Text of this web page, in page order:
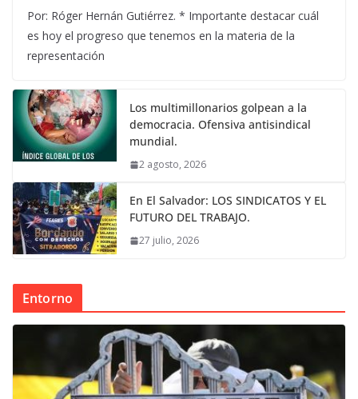
Por: Róger Hernán Gutiérrez. * Importante destacar cuál
es hoy el progreso que tenemos en la materia de la
representación
Los multimillonarios golpean a la
democracia. Ofensiva antisindical
mundial.
2 agosto, 2026
En El Salvador: LOS SINDICATOS Y EL
FUTURO DEL TRABAJO.
27 julio, 2026
Entorno